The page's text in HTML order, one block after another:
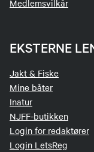
Medlemsvilkår
EKSTERNE
Jakt & Fiske
Mine båter
Inatur
NJFF-butikken
Login for redaktører
Login LetsReg